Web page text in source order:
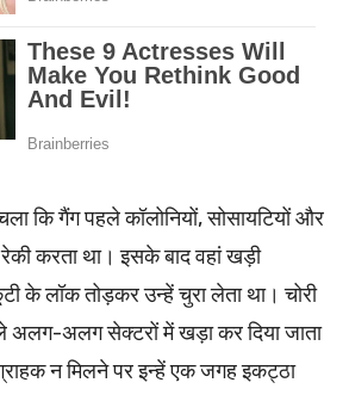
कि गैंग पहले कॉलोनियों, सोसायटियों और
करता था। इसके बाद वहां खड़ी
के लॉक तोड़कर उन्हें चुरा लेता था। चोरी
अलग-अलग सेक्टरों में खड़ा कर दिया जाता
न मिलने पर इन्हें एक जगह इकट्ठा